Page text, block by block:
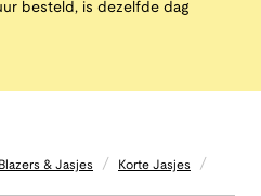
besteld, is dezelfde dag
Blazers & Jasjes / Korte Jasjes /